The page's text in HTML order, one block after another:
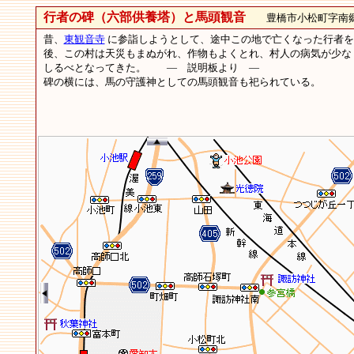
行者の碑（六部供養塔）と馬頭観音豊橋市小松町字南
昔、 東観音寺に参詣しようとして、途中この地で亡くなった行者
後、この村は天災もまぬがれ、作物もよくとれ、村人の病気が少
しるべとなってきた。 ― 説明板より ―
碑の横には、馬の守護神としての馬頭観音も祀られている。